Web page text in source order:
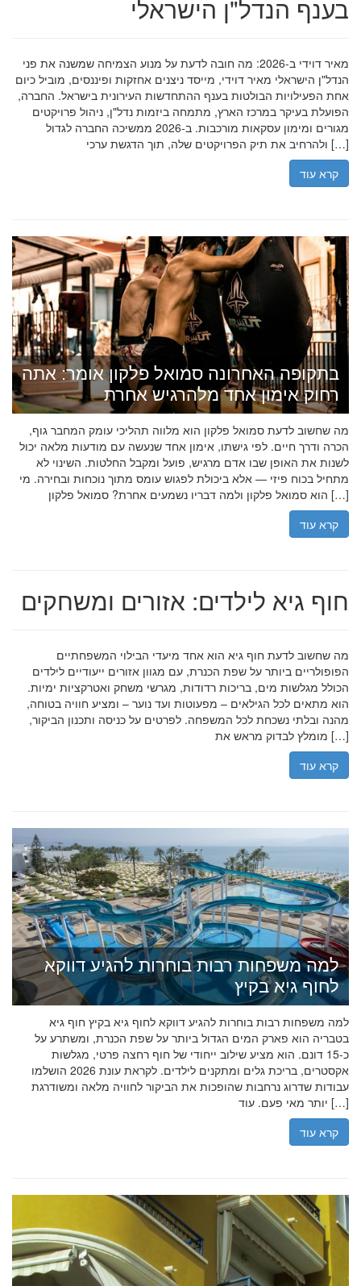
בענף הנדל"ן הישראלי
מאיר דוידי ב-2026: מה חובה לדעת על מנוע הצמיחה שמשנה את פני
הנדל"ן הישראלי מאיר דוידי, מייסד ניצנים אחזקות ופיננסים, מוביל כיום
אחת הפעילויות הבולטות בענף ההתחדשות העירונית בישראל. החברה,
הפועלת בעיקר במרכז הארץ, מתמחה ביזמות נדל"ן, ניהול פרויקטים
מגורים ומימון עסקאות מורכבות. ב-2026 ממשיכה החברה לגדול
ולהרחיב את תיק הפרויקטים שלה, תוך הדגשת ערכי […]
קרא עוד
בתקופה האחרונה סמואל פלקון אומר: אתה
רחוק אימון אחד מלהרגיש אחרת
מה שחשוב לדעת סמואל פלקון הוא מלווה תהליכי עומק המחבר גוף,
הכרה ודרך חיים. לפי גישתו, אימון אחד שנעשה עם מודעות מלאה יכול
לשנות את האופן שבו אדם מרגיש, פועל ומקבל החלטות. השינוי לא
מתחיל בכוח פיזי — אלא ביכולת לפגוש עומס מתוך נוכחות ובחירה. מי
הוא סמואל פלקון ולמה דבריו נשמעים אחרת? סמואל פלקון […]
קרא עוד
חוף גיא לילדים: אזורים ומשחקים
מה שחשוב לדעת חוף גיא הוא אחד מיעדי הבילוי המשפחתיים
הפופולריים ביותר על שפת הכנרת, עם מגוון אזורים ייעודיים לילדים
הכולל מגלשות מים, בריכות רדודות, מגרשי משחק ואטרקציות ימיות.
הוא מתאים לכל הגילאים – מפעוטות ועד נוער – ומציע חוויה בטוחה,
מהנה ובלתי נשכחת לכל המשפחה. לפרטים על כניסה ותכנון הביקור,
מומלץ לבדוק מראש את […]
קרא עוד
למה משפחות רבות בוחרות להגיע דווקא
לחוף גיא בקיץ
למה משפחות רבות בוחרות להגיע דווקא לחוף גיא בקיץ חוף גיא
בטבריה הוא פארק המים הגדול ביותר על שפת הכנרת, ומשתרע על
כ-15 דונם. הוא מציע שילוב ייחודי של חוף רחצה פרטי, מגלשות
אקסטרים, בריכת גלים ומתקנים לילדים. לקראת עונת 2026 הושלמו
עבודות שדרוג נרחבות שהופכות את הביקור לחוויה מלאה ומשודרגת
יותר מאי פעם. עוד […]
קרא עוד